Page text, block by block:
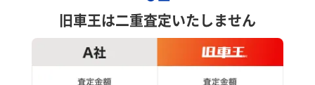
旧車王は二重査定いたしません